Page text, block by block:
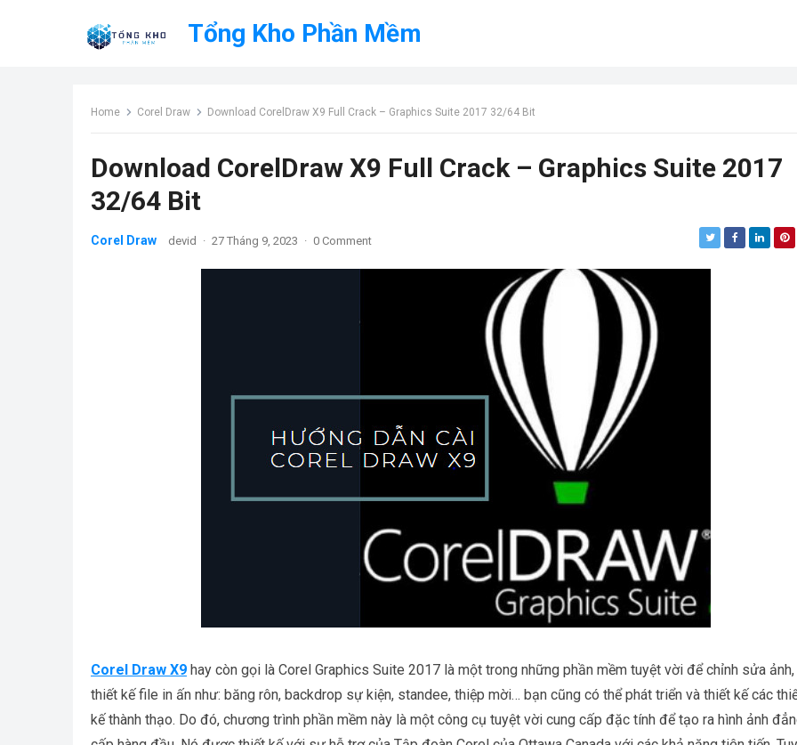
Tổng Kho Phần Mềm
Home Corel Draw Download CorelDraw X9 Full Crack – Graphics Suite 2017 32/64 Bit
Download CorelDraw X9 Full Crack – Graphics Suite 2017
32/64 Bit
Corel Draw devid · 27 Tháng 9, 2023 · 0 Comment
Corel Draw X9 hay còn gọi là Corel Graphics Suite 2017 là một trong những phần mềm tuyệt vời để chỉnh sửa ảnh,
thiết kế file in ấn như: băng rôn, backdrop sự kiện, standee, thiệp mời… bạn cũng có thể phát triển và thiết kế các
kế thành thạo. Do đó, chương trình phần mềm này là một công cụ tuyệt vời cung cấp đặc tính để tạo ra hình ảnh